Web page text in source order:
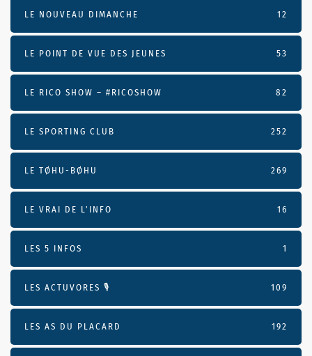
LE NOUVEAU DIMANCHE 12
LE POINT DE VUE DES JEUNES 53
LE RICO SHOW – #RICOSHOW 82
LE SPORTING CLUB 252
LE TØHU-BØHU 269
LE VRAI DE L’INFO 16
LES 5 INFOS 1
LES ACTUVORES 🎙 109
LES AS DU PLACARD 192